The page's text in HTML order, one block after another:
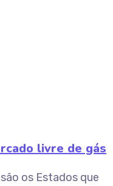
livre de gás
os Estados que